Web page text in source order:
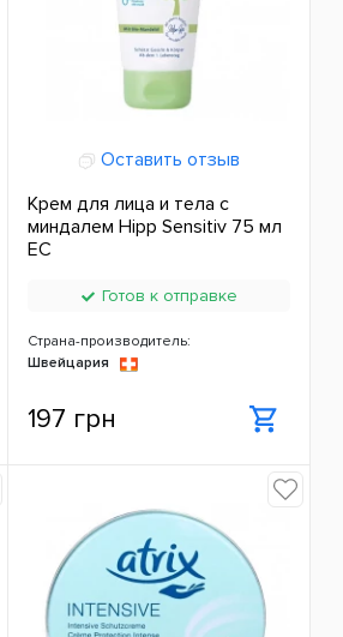
Оставить отзыв
Крем для лица и тела с
миндалем Hipp Sensitiv 75 мл
ЕС
Готов к отправке
Страна-производитель:
Швейцария
197 грн